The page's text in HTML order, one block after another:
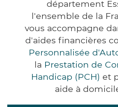
département
l'ensemble de la
vous accompagne
d'aides financières
Personnalisée
la Prestation de
Handicap (PCH) et
aide à